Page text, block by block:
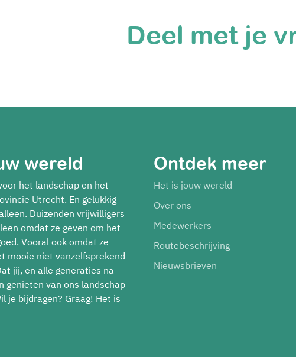
Deel met je
wereld
het landschap en het
Utrecht. En gelukkig
Duizenden vrijwilligers
omdat ze geven om het
Vooral ook omdat ze
mooie niet vanzelfsprekend
jij, en alle generaties na
genieten van ons landschap
je bijdragen? Graag! Het is
Ontdek meer
Het is jouw wereld
Over ons
Medewerkers
Routebeschrijving
Nieuwsbrieven